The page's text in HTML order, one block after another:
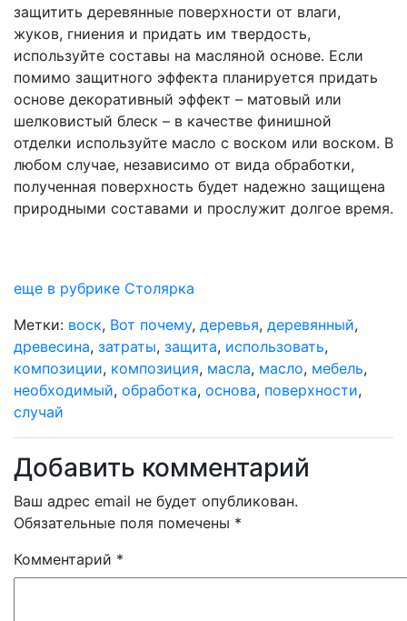
защитить деревянные поверхности от влаги,
жуков, гниения и придать им твердость,
используйте составы на масляной основе. Если
помимо защитного эффекта планируется придать
основе декоративный эффект – матовый или
шелковистый блеск – в качестве финишной
отделки используйте масло с воском или воском. В
любом случае, независимо от вида обработки,
полученная поверхность будет надежно защищена
природными составами и прослужит долгое время.
еще в рубрике Столярка
Метки: воск, Вот почему, деревья, деревянный,
древесина, затраты, защита, использовать,
композиции, композиция, масла, масло, мебель,
необходимый, обработка, основа, поверхности,
случай
Добавить комментарий
Ваш адрес email не будет опубликован.
Обязательные поля помечены *
Комментарий *